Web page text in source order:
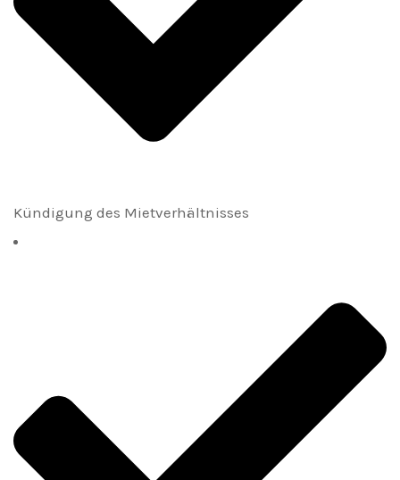
Kündigung des Mietverhältnisses